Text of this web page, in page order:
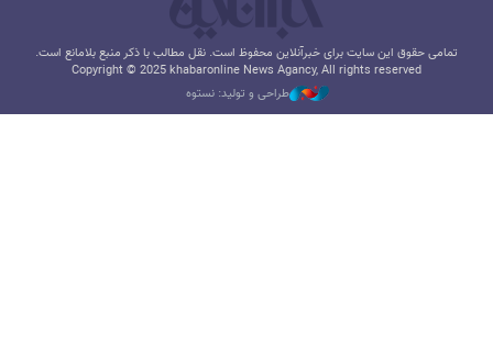
تمامی حقوق این سایت برای خبرآنلاین محفوظ است. نقل مطالب با ذکر منبع بلامانع است.
Copyright © 2025 khabaronline News Agancy, All rights reserved
طراحی و تولید: نستوه